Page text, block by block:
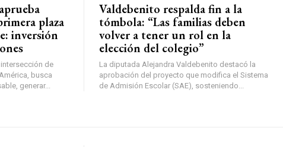
plaza
inversión
de
busca
generar...
Valdebenito respalda fin a la
tómbola: “Las familias deben
volver a tener un rol en la
elección del colegio”
La diputada Alejandra Valdebenito destacó la
aprobación del proyecto que modifica el Sistema
de Admisión Escolar (SAE), sosteniendo...